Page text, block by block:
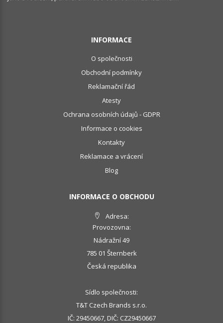
INFORMACE
O společnosti
Obchodní podmínky
Reklamační řád
Atesty
Ochrana osobních údajů - GDPR
Informace o cookies
Kontakty
Reklamace a vrácení
Blog
INFORMACE O OBCHODU
Adresa:
Provozovna:
Nádražní 49
785 01 Šternberk
Česká republika
Sídlo společnosti:
T&T Czech Brands s.r.o.
IČ: 29450667, DIČ: CZ29450667